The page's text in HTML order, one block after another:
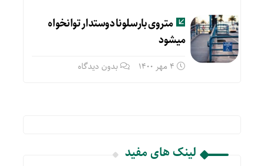
متروی بارسلونا دوستدار توانخواه
میشود
4 مهر 1400 بدون دیدگاه
لینک های مفید